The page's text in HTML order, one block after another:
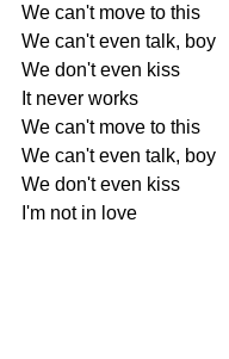
We can't move to this
We can't even talk, boy
We don't even kiss
It never works
We can't move to this
We can't even talk, boy
We don't even kiss
I'm not in love